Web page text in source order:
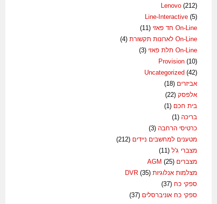
Lenovo (212)
Line-Interactive (5)
On-Line חד פאזי
(11)
On-Line לארונות תקשורת
(4)
On-Line תלת פאזי
(3)
Provision (10)
Uncategorized (42)
אביזרים (18)
אלפסק (22)
בית חכם (1)
בריכה (1)
כרטיסי הרחבה (3)
מטענים למחשבים ניידים (212)
מצברי ג'ל (11)
מצברים AGM(25)
מצלמות אנלוגיות DVR(35)
ספקי כח (37)
ספקי כח אוניברסלים (37)